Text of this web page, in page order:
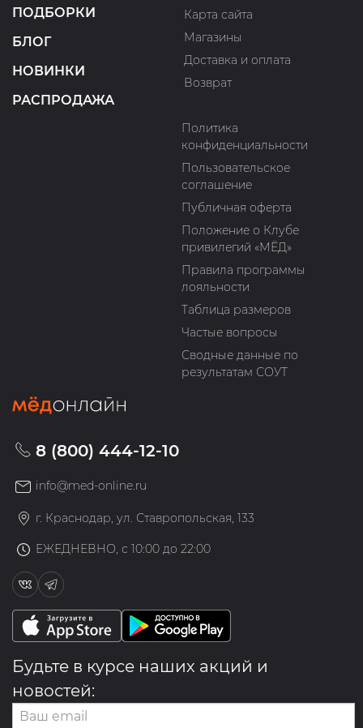
ПОДБОРКИ
БЛОГ
НОВИНКИ
РАСПРОДАЖА
Карта сайта
Магазины
Доставка и оплата
Возврат
Политика
конфиденциальности
Пользовательское
соглашение
Публичная оферта
Положение о Клубе
привилегий «МЁД»
Правила программы
лояльности
Таблица размеров
Частые вопросы
Сводные данные по
результатам СОУТ
8 (800) 444-12-10
info@med-online.ru
г. Краснодар, ул. Ставропольская, 133
ЕЖЕДНЕВНО, с 10:00 до 22:00
Будьте в курсе наших акций и
новостей: